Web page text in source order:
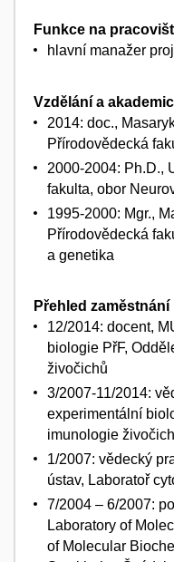
Funkce na
hlavní manažer
Vzdělání a
2014: doc.,
Přírodovědecká
2000-2004: Ph.D.,
fakulta, obor
1995-2000: Mgr.,
Přírodovědecká
a genetika
Přehled zaměstnání
12/2014: docent,
biologie PřF,
živočichů
3/2007-11/2014:
experimentální
imunologie
1/2007: vědecký
ústav, Laboratoř
7/2004 – 6/2007:
Laboratory of
of Molecular